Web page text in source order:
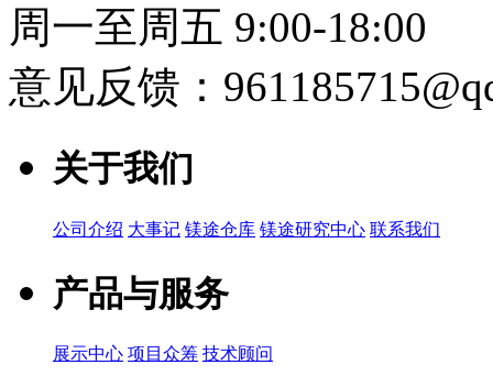
周一至周五 9:00-18:00
意见反馈：
关于我们
公司介绍 大事记 镁途仓库 镁途研究中心 联系我们
产品与服务
展示中心 项目众筹 技术顾问